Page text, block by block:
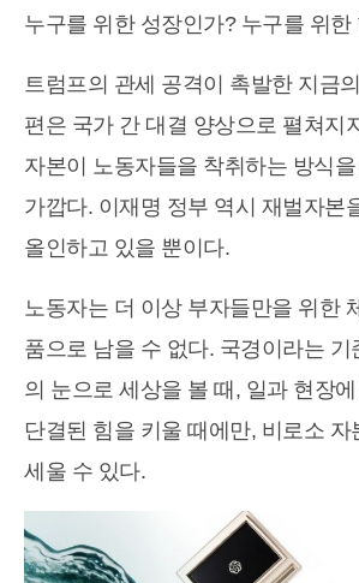
누구를 위한 성장인가? 누구를 위한
트럼프의 관세 공격이 촉발한 지금
편은 국가 간 대결 양상으로 펼쳐지
자본이 노동자들을 착취하는 방식
가깝다. 이재명 정부 역시 재벌자본
올인하고 있을 뿐이다.
노동자는 더 이상 부자들만을 위한
품으로 남을 수 없다. 국경이라는 기
의 눈으로 세상을 볼 때, 일과 현장
단결된 힘을 키울 때에만, 비로소 자
세울 수 있다.